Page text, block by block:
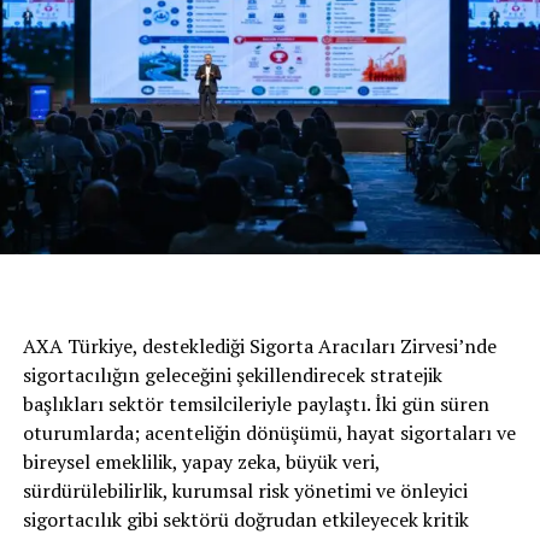
Honda CR-V
Standart versiyonlarında sunduğu zengin donanımları,
performansı ve yakıt verimliliği ile rakipleri arasından
sıyrılan Honda Civic Sedan Haziran ayında Elegance
donanım paketine özel kampanyasıyla dikkat çekiyor.
AXA Türkiye, desteklediği Sigorta Aracıları Zirvesi’nde
sigortacılığın geleceğini şekillendirecek stratejik
başlıkları sektör temsilcileriyle paylaştı. İki gün süren
oturumlarda; acenteliğin dönüşümü, hayat sigortaları ve
bireysel emeklilik, yapay zeka, büyük veri,
sürdürülebilirlik, kurumsal risk yönetimi ve önleyici
sigortacılık gibi sektörü doğrudan etkileyecek kritik